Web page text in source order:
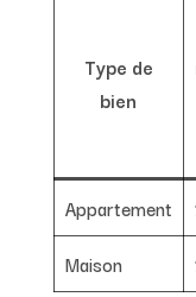
Type de
bien
Appartement
Maison